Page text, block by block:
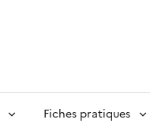
Fiches pratiques